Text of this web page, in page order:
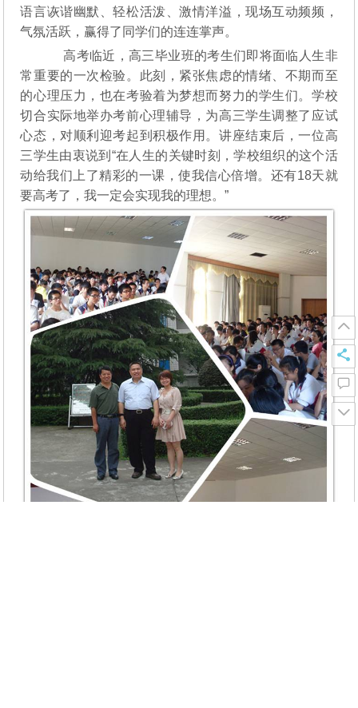
语言诙谐幽默、轻松活泼、激情洋溢，现场互动频频，
气氛活跃，赢得了同学们的连连掌声。
高考临近，高三毕业班的考生们即将面临人生非
常重要的一次检验。此刻，紧张焦虑的情绪、不期而至
的心理压力，也在考验着为梦想而努力的学生们。学校
切合实际地举办考前心理辅导，为高三学生调整了应试
心态，对顺利迎考起到积极作用。讲座结束后，一位高
三学生由衷说到“在人生的关键时刻，学校组织的这个活
动给我们上了精彩的一课，使我信心倍增。还有18天就
要高考了，我一定会实现我的理想。”